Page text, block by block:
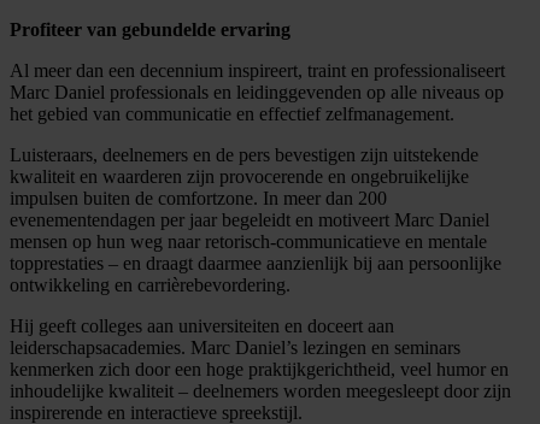
Profiteer van gebundelde ervaring
Al meer dan een decennium inspireert, traint en professionaliseert
Marc Daniel professionals en leidinggevenden op alle niveaus op
het gebied van communicatie en effectief zelfmanagement.
Luisteraars, deelnemers en de pers bevestigen zijn uitstekende
kwaliteit en waarderen zijn provocerende en ongebruikelijke
impulsen buiten de comfortzone. In meer dan 200
evenementendagen per jaar begeleidt en motiveert Marc Daniel
mensen op hun weg naar retorisch-communicatieve en mentale
topprestaties – en draagt daarmee aanzienlijk bij aan persoonlijke
ontwikkeling en carrièrebevordering.
Hij geeft colleges aan universiteiten en doceert aan
leiderschapsacademies. Marc Daniel’s lezingen en seminars
kenmerken zich door een hoge praktijkgerichtheid, veel humor en
inhoudelijke kwaliteit – deelnemers worden meegesleept door zijn
inspirerende en interactieve spreekstijl.